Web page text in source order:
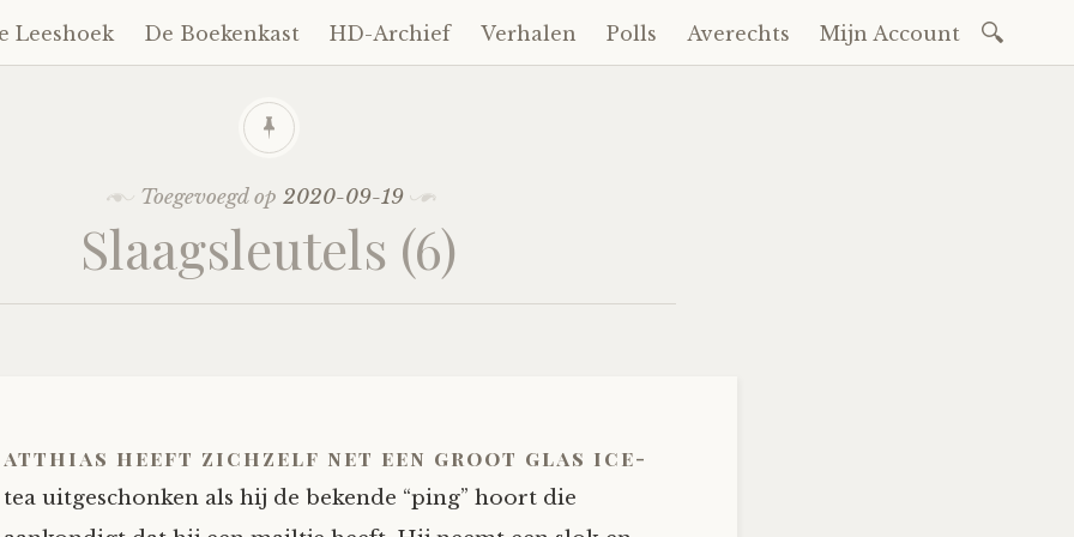
Leeshoek De Boekenkast HD-Archief Verhalen Polls Averechts Mijn Account
Toegevoegd op2020-09-19
Slaagsleutels (6)
atthias heeft zichzelf net een groot glas ice-
tea uitgeschonken als hij de bekende “ping” hoort die